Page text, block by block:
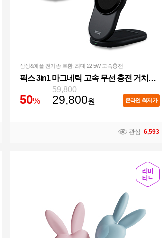
관심 6,593
삼성&애플 전기종 호환, 최대 22.5W 고속충전
픽스 3in1 마그네틱 고속 무선 충전 거치대 XWC-502
50%
59,800
29,800원 온라인 최저가